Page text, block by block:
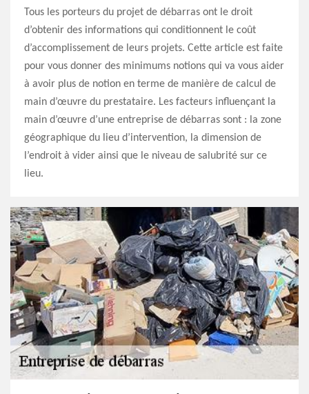
Tous les porteurs du projet de débarras ont le droit
d’obtenir des informations qui conditionnent le coût
d’accomplissement de leurs projets. Cette article est faite
pour vous donner des minimums notions qui va vous aider
à avoir plus de notion en terme de manière de calcul de
main d’œuvre du prestataire. Les facteurs influençant la
main d’œuvre d’une entreprise de débarras sont : la zone
géographique du lieu d’intervention, la dimension de
l’endroit à vider ainsi que le niveau de salubrité sur ce
lieu.